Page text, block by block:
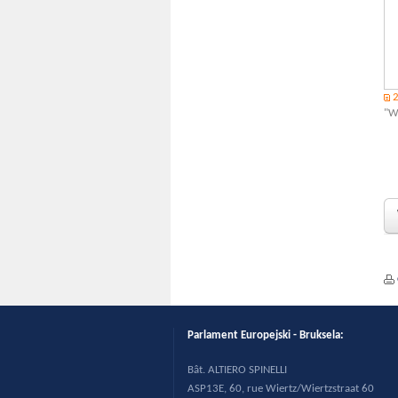
Parlament Europejski - Bruksela:
Bât. ALTIERO SPINELLI
ASP13E, 60, rue Wiertz/Wiertzstraat 60